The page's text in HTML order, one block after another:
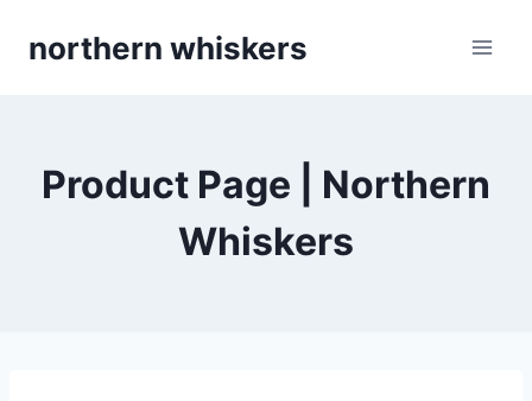
northern whiskers
Product Page | Northern
Whiskers